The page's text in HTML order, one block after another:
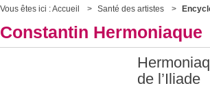
Vous êtes ici :Accueil Santé des artistes
Constantin Hermoniaque
de l’Iliade